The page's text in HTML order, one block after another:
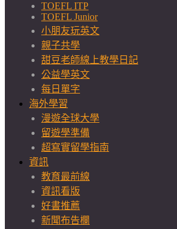
TOEFL ITP
TOEFL Junior
小朋友玩英文
親子共學
甜豆老師線上教學日記
公益學英文
每日單字
海外學習
漫遊全球大學
留遊學準備
超寫實留學指南
資訊
教育最前線
資訊看版
好書推薦
新聞布告欄